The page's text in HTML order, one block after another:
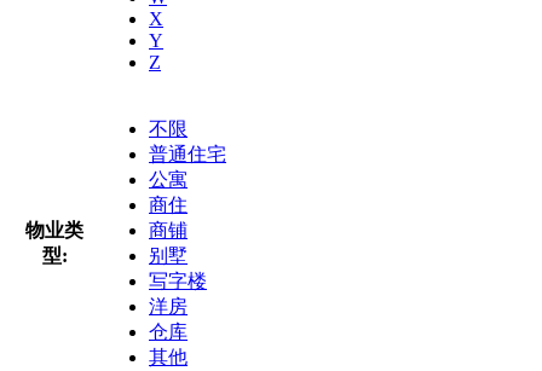
X
Y
Z
物业类
型:
不限
普通住宅
公寓
商住
商铺
别墅
写字楼
洋房
仓库
其他